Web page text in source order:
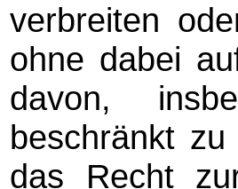
verbreiten
ohne dabei
davon,
beschränkt
das Recht